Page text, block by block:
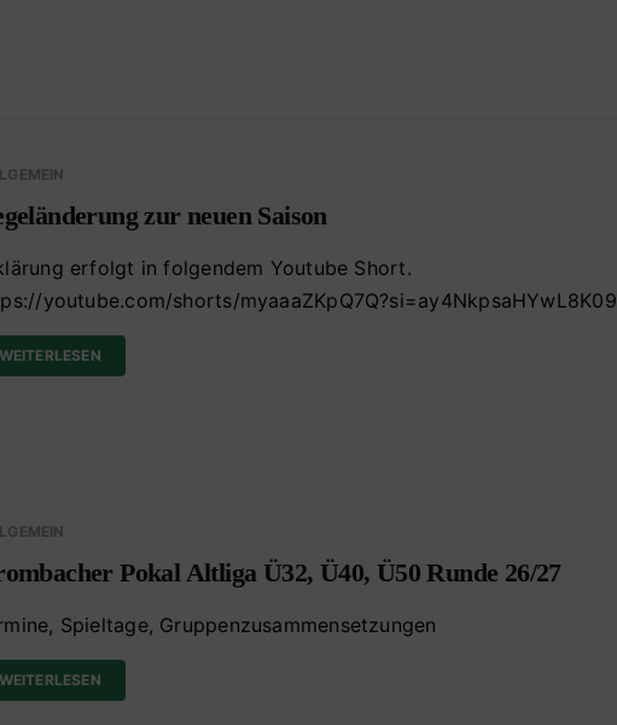
zur neuen Saison
erfolgt in folgendem Youtube Short.
youtube.com/shorts/myaaaZKpQ7Q?si=ay4NkpsaHYwL8K09
WEITERLESEN
Pokal Altliga Ü32, Ü40, Ü50 Runde 26/27
Spieltage, Gruppenzusammensetzungen
WEITERLESEN